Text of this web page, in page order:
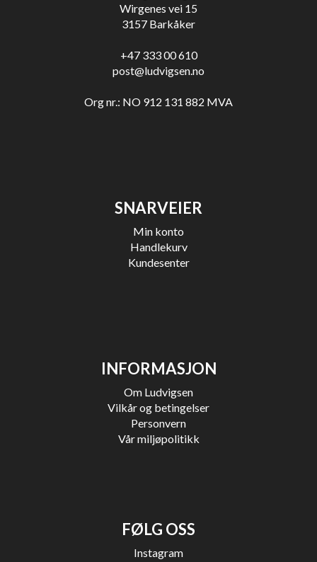
Wirgenes vei 15
3157 Barkåker
+47 333 00 610
post@ludvigsen.no
Org nr.: NO 912 131 882 MVA
SNARVEIER
Min konto
Handlekurv
Kundesenter
INFORMASJON
Om Ludvigsen
Vilkår og betingelser
Personvern
Vår miljøpolitikk
FØLG OSS
Instagram